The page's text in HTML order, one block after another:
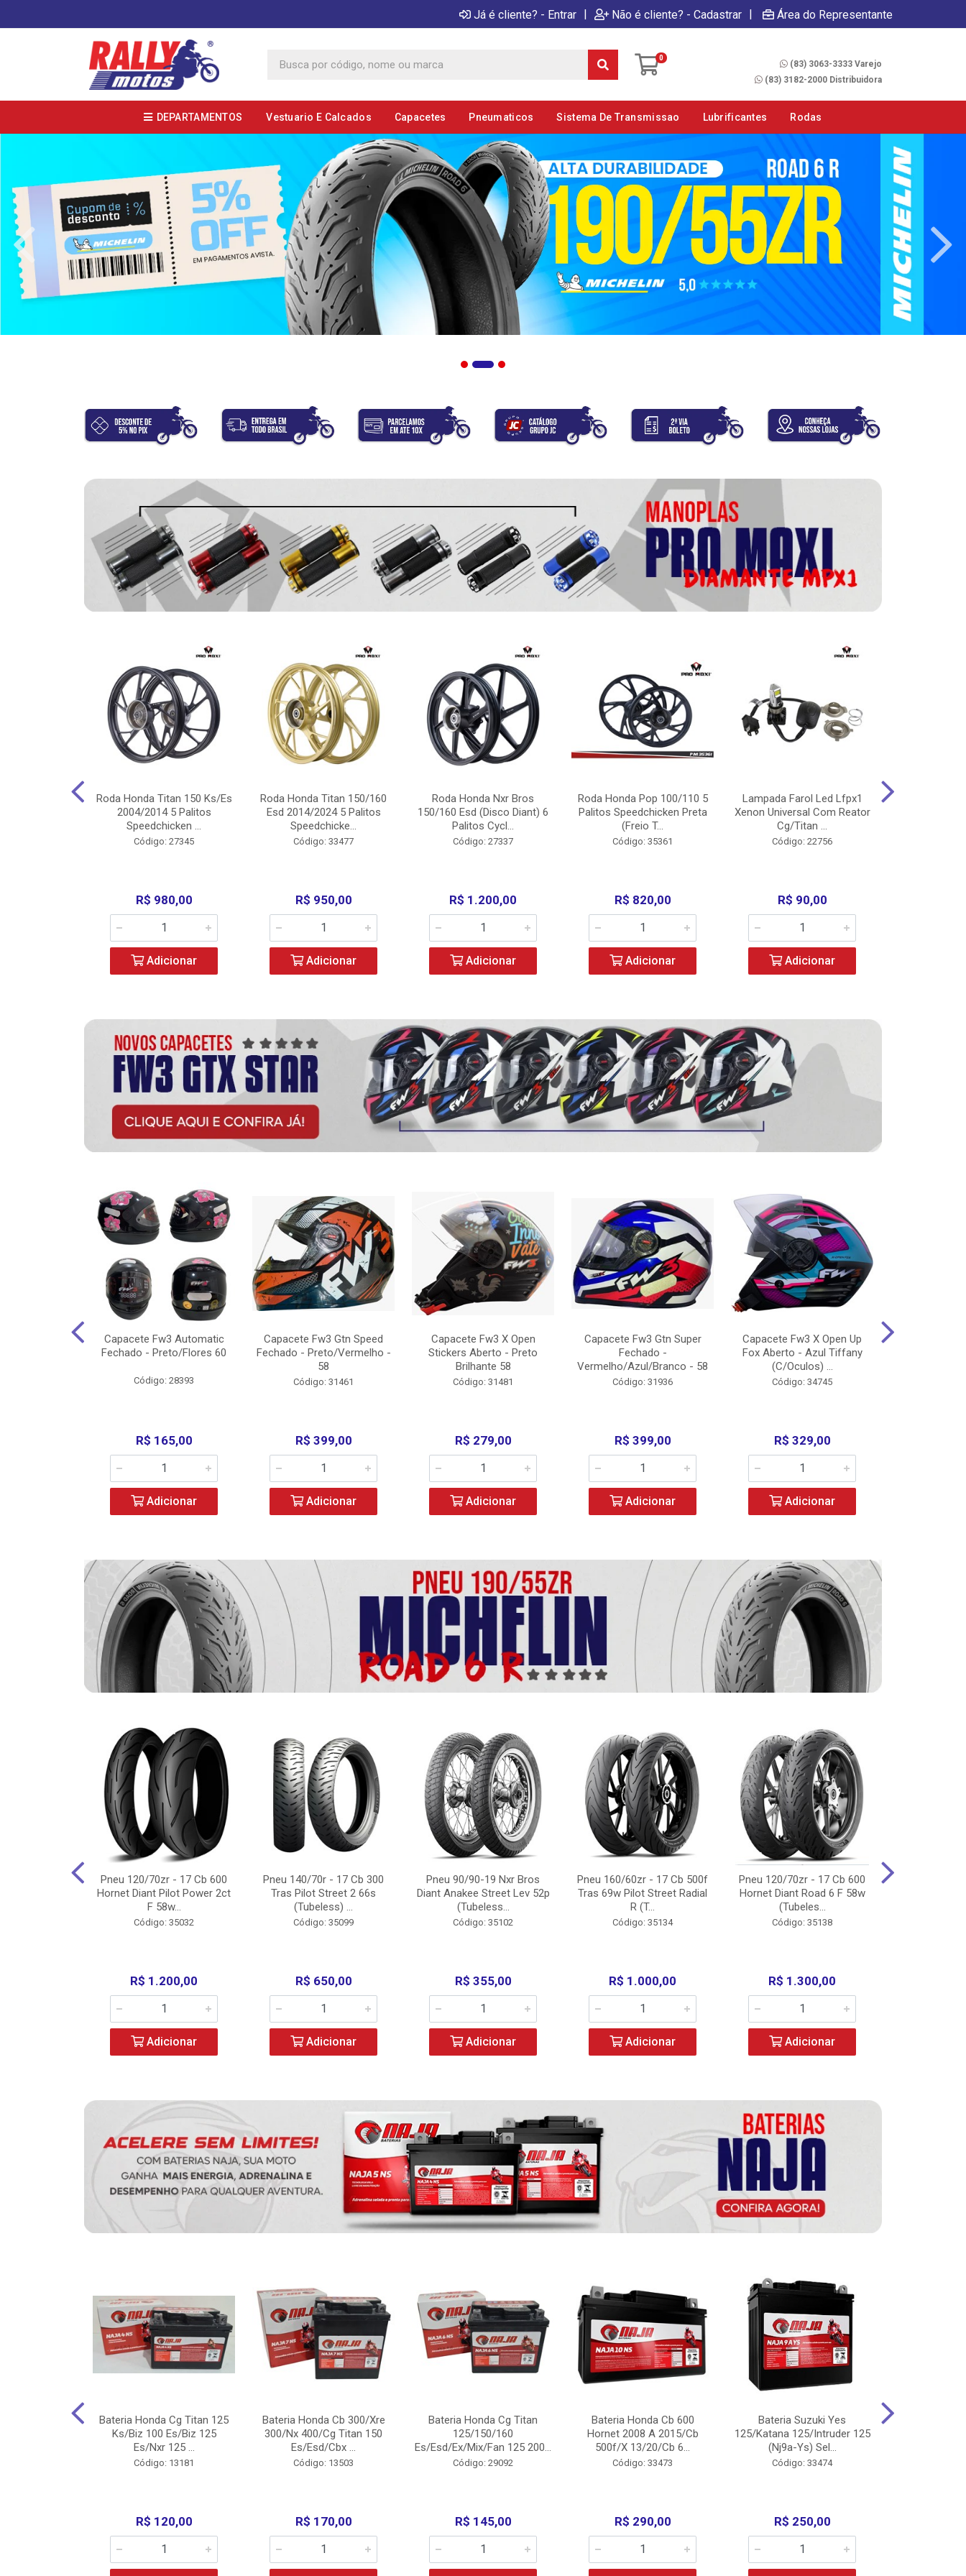
Já é cliente? - Entrar | Não é cliente? - Cadastrar | Área do Representante
0
(83) 3063-3333 Varejo
(83) 3182-2000 Distribuidora
DEPARTAMENTOS Vestuario E Calcados Capacetes Pneumaticos Sistema De Transmissao Lubrificantes Rodas
Roda Honda Titan 150 Ks/Es
2004/2014 5 Palitos
Speedchicken ...
Código: 27345
R$ 980,00
Adicionar
Roda Honda Titan 150/160
Esd 2014/2024 5 Palitos
Speedchicke...
Código: 33477
R$ 950,00
Adicionar
Roda Honda Nxr Bros
150/160 Esd (Disco Diant) 6
Palitos Cycl...
Código: 27337
R$ 1.200,00
Adicionar
Roda Honda Pop 100/110 5
Palitos Speedchicken Preta
(Freio T...
Código: 35361
R$ 820,00
Adicionar
Lampada Farol Led Lfpx1
Xenon Universal Com Reator
Cg/Titan ...
Código: 22756
R$ 90,00
Adicionar
Capacete Fw3 Automatic
Fechado - Preto/Flores 60
Código: 28393
R$ 165,00
Adicionar
Capacete Fw3 Gtn Speed
Fechado - Preto/Vermelho -
58
Código: 31461
R$ 399,00
Adicionar
Capacete Fw3 X Open
Stickers Aberto - Preto
Brilhante 58
Código: 31481
R$ 279,00
Adicionar
Capacete Fw3 Gtn Super
Fechado -
Vermelho/Azul/Branco - 58
Código: 31936
R$ 399,00
Adicionar
Capacete Fw3 X Open Up
Fox Aberto - Azul Tiffany
(C/Oculos) ...
Código: 34745
R$ 329,00
Adicionar
Pneu 120/70zr - 17 Cb 600
Hornet Diant Pilot Power 2ct
F 58w...
Código: 35032
R$ 1.200,00
Adicionar
Pneu 140/70r - 17 Cb 300
Tras Pilot Street 2 66s
(Tubeless) ...
Código: 35099
R$ 650,00
Adicionar
Pneu 90/90-19 Nxr Bros
Diant Anakee Street Lev 52p
(Tubeless...
Código: 35102
R$ 355,00
Adicionar
Pneu 160/60zr - 17 Cb 500f
Tras 69w Pilot Street Radial
R (T...
Código: 35134
R$ 1.000,00
Adicionar
Pneu 120/70zr - 17 Cb 600
Hornet Diant Road 6 F 58w
(Tubeles...
Código: 35138
R$ 1.300,00
Adicionar
Bateria Honda Cg Titan 125
Ks/Biz 100 Es/Biz 125
Es/Nxr 125 ...
Código: 13181
R$ 120,00
Bateria Honda Cb 300/Xre
300/Nx 400/Cg Titan 150
Es/Esd/Cbx ...
Código: 13503
R$ 170,00
Bateria Honda Cg Titan
125/150/160
Es/Esd/Ex/Mix/Fan 125 200...
Código: 29092
R$ 145,00
Bateria Honda Cb 600
Hornet 2008 A 2015/Cb
500f/X 13/20/Cb 6...
Código: 33473
R$ 290,00
Bateria Suzuki Yes
125/Katana 125/Intruder 125
(Nj9a-Ys) Sel...
Código: 33474
R$ 250,00